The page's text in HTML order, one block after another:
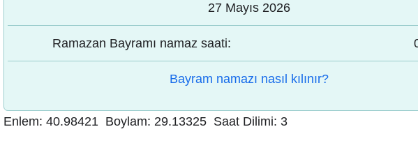
27 Mayıs 2026
Ramazan Bayramı namaz saati:
Bayram namazı nasıl kılınır?
Enlem: 40.98421 Boylam: 29.13325 Saat Dilimi: 3